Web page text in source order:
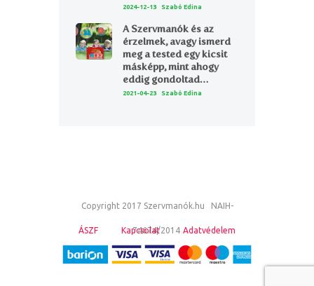
2024-12-13 Szabó Edina
A Szervmanók és az
érzelmek, avagy ismerd
meg a tested egy kicsit
másképp, mint ahogy
eddig gondoltad…
2021-04-23 Szabó Edina
Copyright 2017 Szervmanók.hu NAIH-
74674/2014
ÁSZF Kapcsolat Adatvédelem